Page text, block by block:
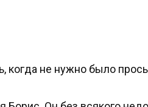
когда не нужно было